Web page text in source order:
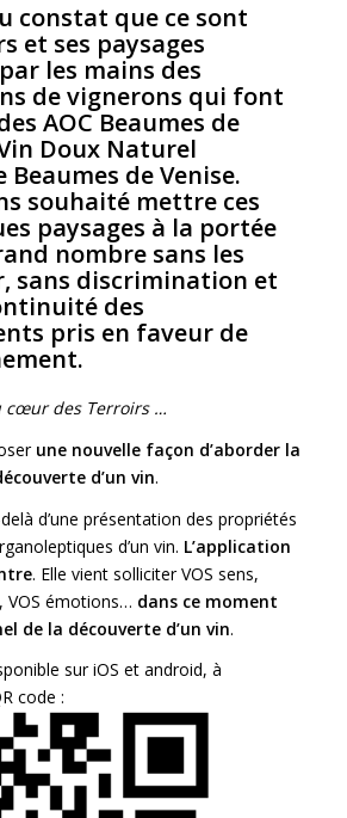
constat que ce sont
et ses paysages
les mains des
de vignerons qui font
AOC Beaumes de
Doux Naturel
Beaumes de Venise.
souhaité mettre ces
paysages à la portée
nombre sans les
sans discrimination et
des
pris en faveur de
cœur des Terroirs …
une nouvelle façon d’aborder la
d’un vin.
d’une présentation des propriétés
d’un vin. L’application
. Elle vient solliciter VOS sens,
VOS émotions… dans ce moment
de la découverte d’un vin.
sur iOS et android, à
code :